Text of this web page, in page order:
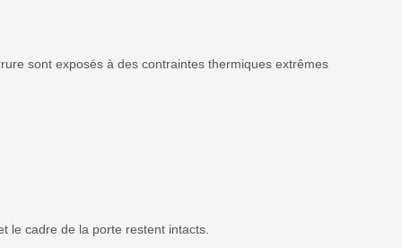
sont exposés à des contraintes thermiques extrêmes
le cadre de la porte restent intacts.